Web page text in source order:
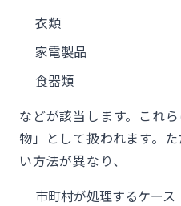
衣類
家電製品
食器類
などが該当します。これ
物」として扱われます。
い方法が異なり、
市町村が処理するケース